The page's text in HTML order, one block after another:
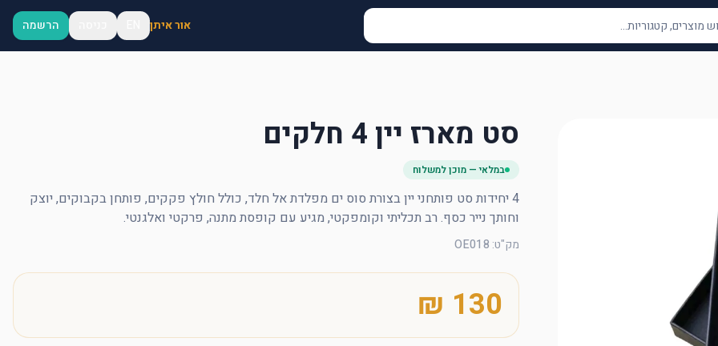
אור איתן הרשמה
סט מארז יין 4 חלקים
במלאי — מוכן למשלוח
וחותך נייר כסף. רב תכליתי וקומפקטי, מגיע עם קופסת מתנה, פרקטי ואלגנטי.
מק"ט:
OE018